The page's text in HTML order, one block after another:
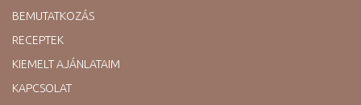
BEMUTATKOZÁS
RECEPTEK
KIEMELT AJÁNLATAIM
KAPCSOLAT